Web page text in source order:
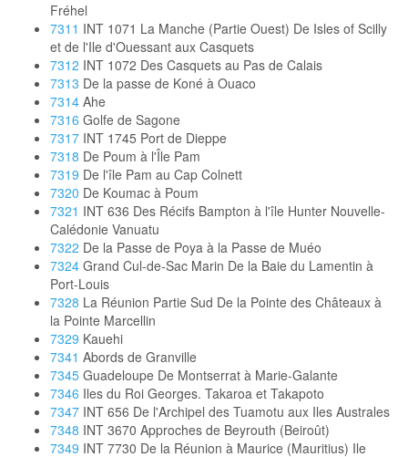
Fréhel
7311 INT 1071 La Manche (Partie Ouest) De Isles of Scilly
et de l'Ile d'Ouessant aux Casquets
7312 INT 1072 Des Casquets au Pas de Calais
7313 De la passe de Koné à Ouaco
7314 Ahe
7316 Golfe de Sagone
7317 INT 1745 Port de Dieppe
7318 De Poum à l'Île Pam
7319 De l'île Pam au Cap Colnett
7320 De Koumac à Poum
7321 INT 636 Des Récifs Bampton à l'île Hunter Nouvelle-
Calédonie Vanuatu
7322 De la Passe de Poya à la Passe de Muéo
7324 Grand Cul-de-Sac Marin De la Baie du Lamentin à
Port-Louis
7328 La Réunion Partie Sud De la Pointe des Châteaux à
la Pointe Marcellin
7329 Kauehi
7341 Abords de Granville
7345 Guadeloupe De Montserrat à Marie-Galante
7346 Iles du Roi Georges. Takaroa et Takapoto
7347 INT 656 De l'Archipel des Tuamotu aux Iles Australes
7348 INT 3670 Approches de Beyrouth (Beiroût)
7349 INT 7730 De la Réunion à Maurice (Mauritius) Ile